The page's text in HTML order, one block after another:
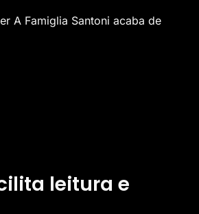
A Famiglia Santoni acaba de
leitura e